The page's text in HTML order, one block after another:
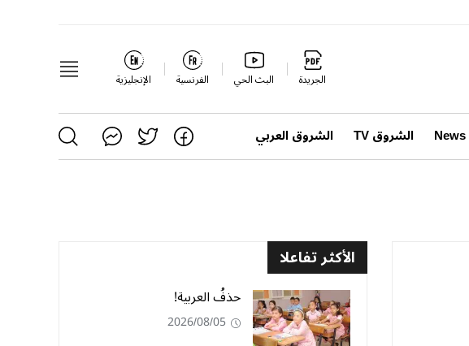
الجريدة البث الحي الفرنسية الإنجليزية
الشروق TV الشروق العربي
الأكثر تفاعلا
حذفُ العربية!
2026/08/05